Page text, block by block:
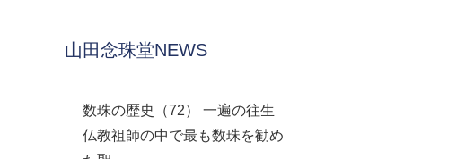
山田念珠堂NEWS
数珠の歴史（72） 一遍の往生
仏教祖師の中で最も数珠を勧め